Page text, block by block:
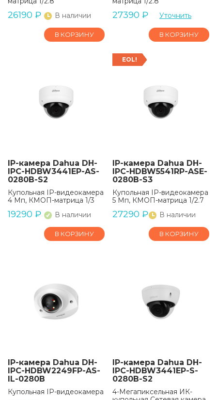
26190 ₽ В наличии
В КОРЗИНУ
27390 ₽ Уточнить
В КОРЗИНУ
IP-камера Dahua DH-
IPC-HDBW3441EP-AS-
0280B-S2
Купольная IP-видеокамера
4 Мп, КМОП-матрица 1/3
19290 ₽ В наличии
В КОРЗИНУ
EOL!
IP-камера Dahua DH-
IPC-HDBW5541RP-ASE-
0280B-S3
Купольная IP-видеокамера
5 Мп, КМОП-матрица 1/2.7
27290 ₽ В наличии
В КОРЗИНУ
IP-камера Dahua DH-
IPC-HDBW2249FP-AS-
IL-0280B
Купольная IP-видеокамера
IP-камера Dahua DH-
IPC-HDBW3441EP-S-
0280B-S2
4-Мегапиксельная ИК-